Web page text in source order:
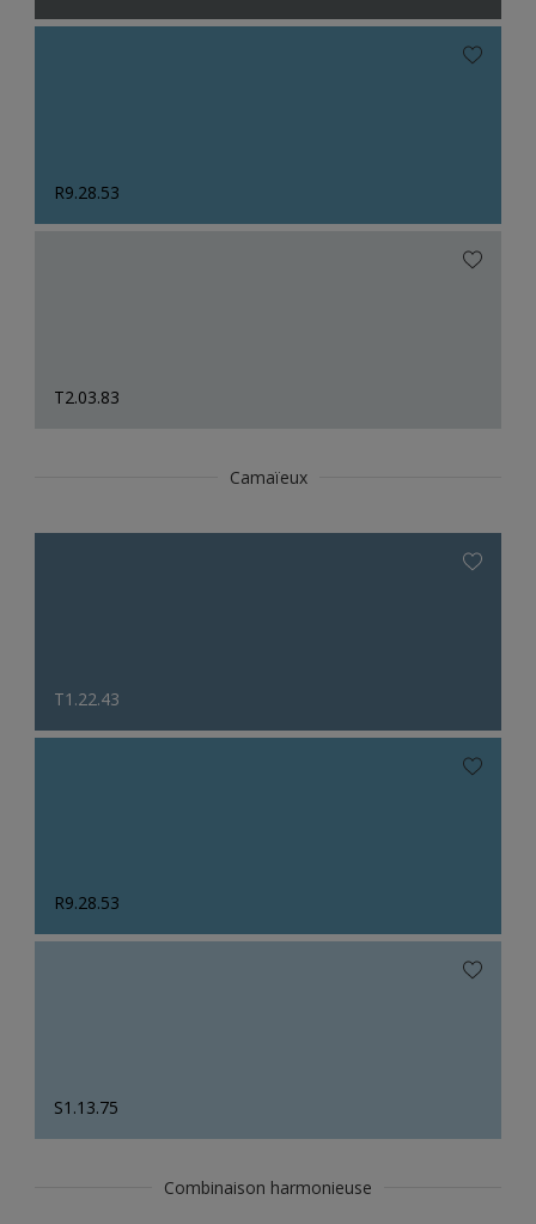
R9.28.53
T2.03.83
Camaïeux
T1.22.43
R9.28.53
S1.13.75
Combinaison harmonieuse